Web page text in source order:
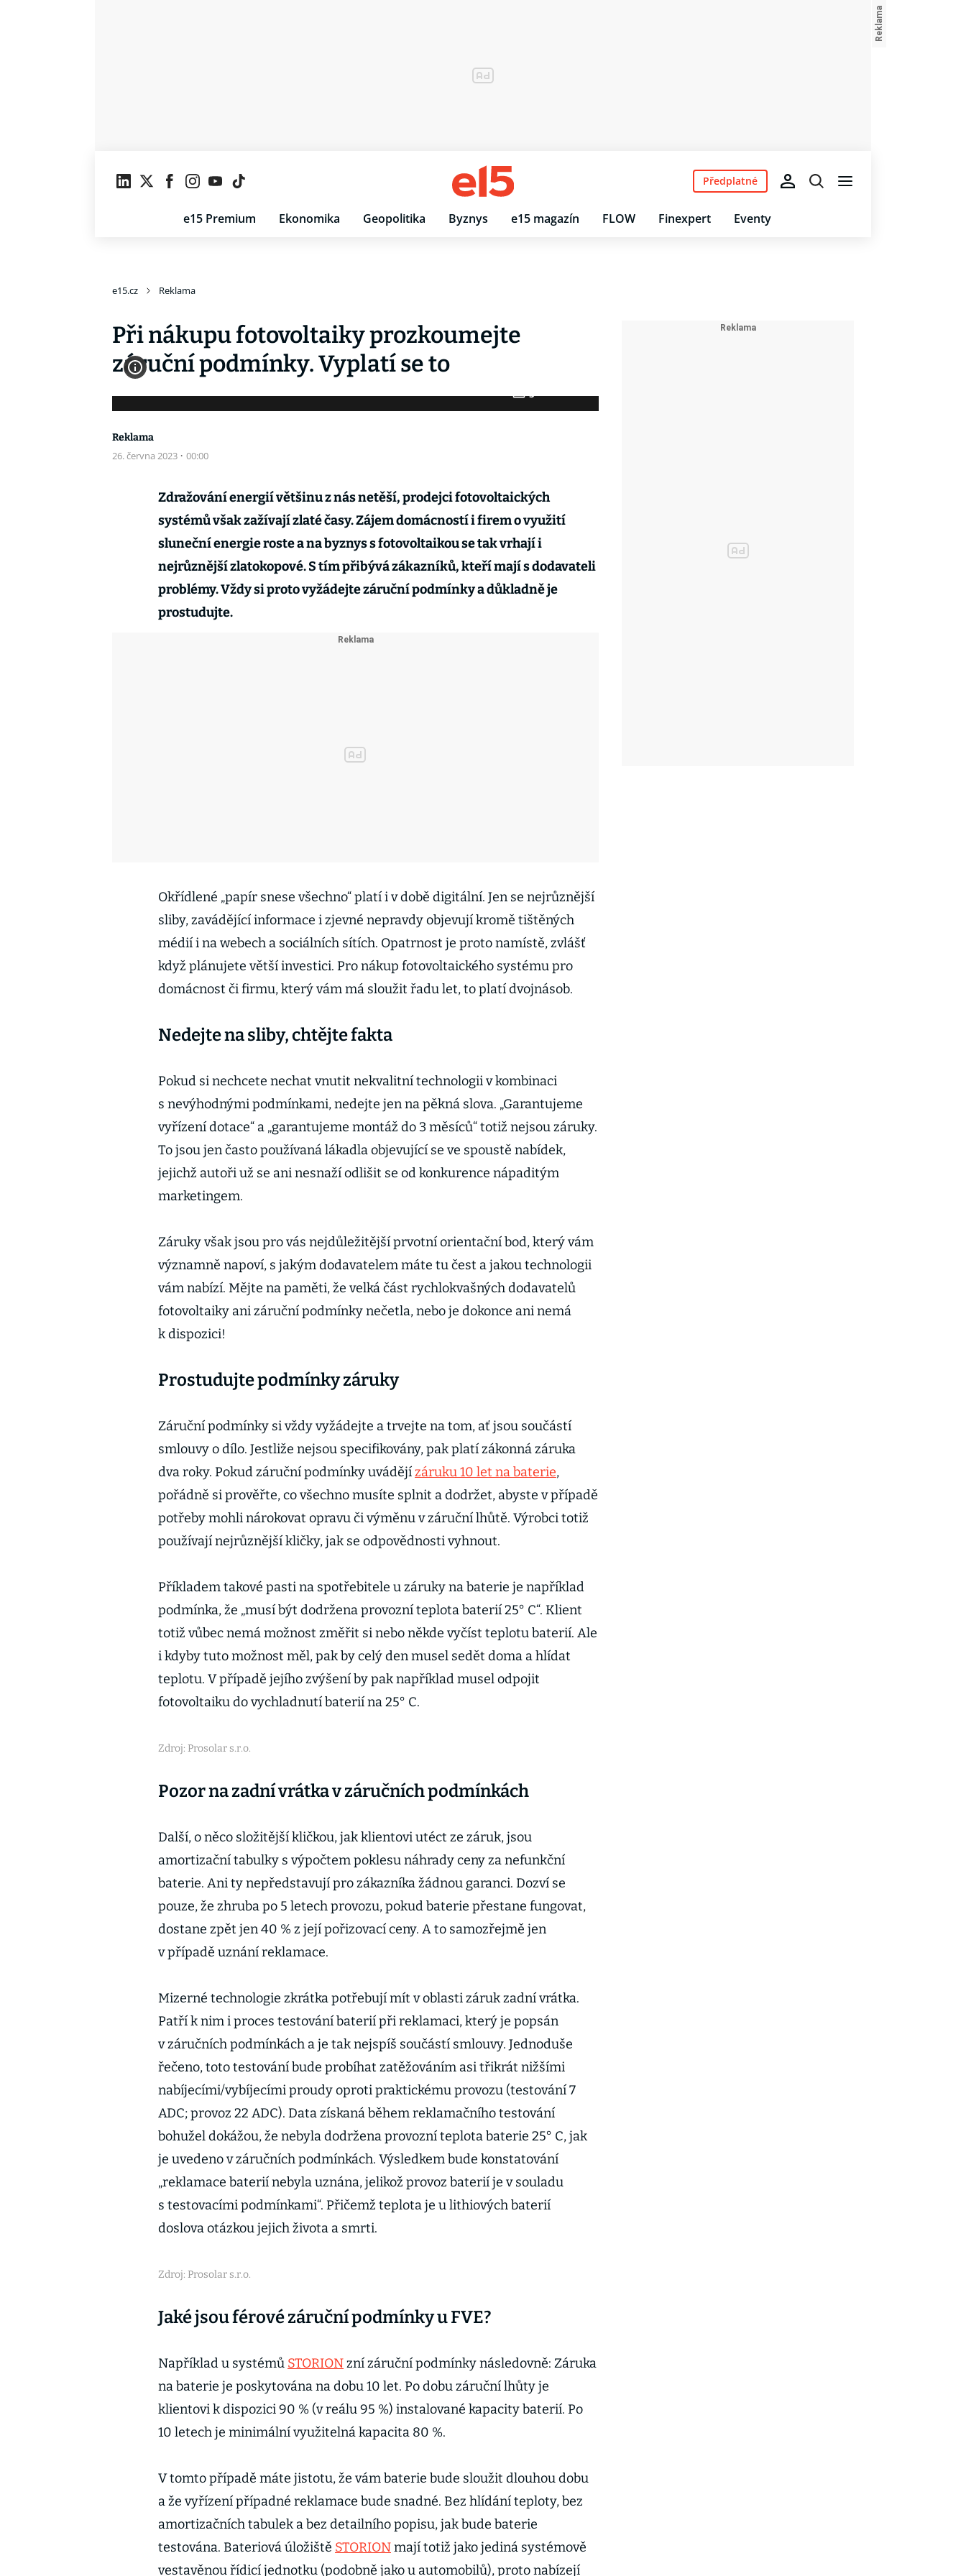
e15 Premium Ekonomika Geopolitika Byznys e15 magazín FLOW Finexpert Eventy
Předplatné
e15.cz Reklama
Při nákupu fotovoltaiky prozkoumejte
záruční podmínky. Vyplatí se to
5
Fotogalerie
Reklama
26. června 2023 · 00:00
Zdražování energií většinu z nás netěší, prodejci fotovoltaických
systémů však zažívají zlaté časy. Zájem domácností i firem o využití
sluneční energie roste a na byznys s fotovoltaikou se tak vrhají i
nejrůznější zlatokopové. S tím přibývá zákazníků, kteří mají s dodavateli
problémy. Vždy si proto vyžádejte záruční podmínky a důkladně je
prostudujte.
Okřídlené „papír snese všechno“ platí i v době digitální. Jen se nejrůznější
sliby, zavádějící informace i zjevné nepravdy objevují kromě tištěných
médií i na webech a sociálních sítích. Opatrnost je proto namístě, zvlášť
když plánujete větší investici. Pro nákup fotovoltaického systému pro
domácnost či firmu, který vám má sloužit řadu let, to platí dvojnásob.
Nedejte na sliby, chtějte fakta
Pokud si nechcete nechat vnutit nekvalitní technologii v kombinaci
s nevýhodnými podmínkami, nedejte jen na pěkná slova. „Garantujeme
vyřízení dotace“ a „garantujeme montáž do 3 měsíců“ totiž nejsou záruky.
To jsou jen často používaná lákadla objevující se ve spoustě nabídek,
jejichž autoři už se ani nesnaží odlišit se od konkurence nápaditým
marketingem.
Záruky však jsou pro vás nejdůležitější prvotní orientační bod, který vám
významně napoví, s jakým dodavatelem máte tu čest a jakou technologii
vám nabízí. Mějte na paměti, že velká část rychlokvašných dodavatelů
fotovoltaiky ani záruční podmínky nečetla, nebo je dokonce ani nemá
k dispozici!
Prostudujte podmínky záruky
Záruční podmínky si vždy vyžádejte a trvejte na tom, ať jsou součástí
smlouvy o dílo. Jestliže nejsou specifikovány, pak platí zákonná záruka
dva roky. Pokud záruční podmínky uvádějízáruku 10 let na baterie,
pořádně si prověřte, co všechno musíte splnit a dodržet, abyste v případě
potřeby mohli nárokovat opravu či výměnu v záruční lhůtě. Výrobci totiž
používají nejrůznější kličky, jak se odpovědnosti vyhnout.
Příkladem takové pasti na spotřebitele u záruky na baterie je například
podmínka, že „musí být dodržena provozní teplota baterií 25° C“. Klient
totiž vůbec nemá možnost změřit si nebo někde vyčíst teplotu baterií. Ale
i kdyby tuto možnost měl, pak by celý den musel sedět doma a hlídat
teplotu. V případě jejího zvýšení by pak například musel odpojit
fotovoltaiku do vychladnutí baterií na 25° C.
Zdroj: Prosolar s.r.o.
Pozor na zadní vrátka v záručních podmínkách
Další, o něco složitější kličkou, jak klientovi utéct ze záruk, jsou
amortizační tabulky s výpočtem poklesu náhrady ceny za nefunkční
baterie. Ani ty nepředstavují pro zákazníka žádnou garanci. Dozví se
pouze, že zhruba po 5 letech provozu, pokud baterie přestane fungovat,
dostane zpět jen 40 % z její pořizovací ceny. A to samozřejmě jen
v případě uznání reklamace.
Mizerné technologie zkrátka potřebují mít v oblasti záruk zadní vrátka.
Patří k nim i proces testování baterií při reklamaci, který je popsán
v záručních podmínkách a je tak nejspíš součástí smlouvy. Jednoduše
řečeno, toto testování bude probíhat zatěžováním asi třikrát nižšími
nabíjecími/vybíjecími proudy oproti praktickému provozu (testování 7
ADC; provoz 22 ADC). Data získaná během reklamačního testování
bohužel dokážou, že nebyla dodržena provozní teplota baterie 25° C, jak
je uvedeno v záručních podmínkách. Výsledkem bude konstatování
„reklamace baterií nebyla uznána, jelikož provoz baterií je v souladu
s testovacími podmínkami“. Přičemž teplota je u lithiových baterií
doslova otázkou jejich života a smrti.
Zdroj: Prosolar s.r.o.
Jaké jsou férové záruční podmínky u FVE?
Například u systémů STORIONzní záruční podmínky následovně: Záruka
na baterie je poskytována na dobu 10 let. Po dobu záruční lhůty je
klientovi k dispozici 90 % (v reálu 95 %) instalované kapacity baterií. Po
10 letech je minimální využitelná kapacita 80 %.
V tomto případě máte jistotu, že vám baterie bude sloužit dlouhou dobu
a že vyřízení případné reklamace bude snadné. Bez hlídání teploty, bez
amortizačních tabulek a bez detailního popisu, jak bude baterie
testována. Bateriová úložiště STORIONmají totiž jako jediná systémově
vestavěnou řídicí jednotku (podobně jako u automobilů), proto nabízejí